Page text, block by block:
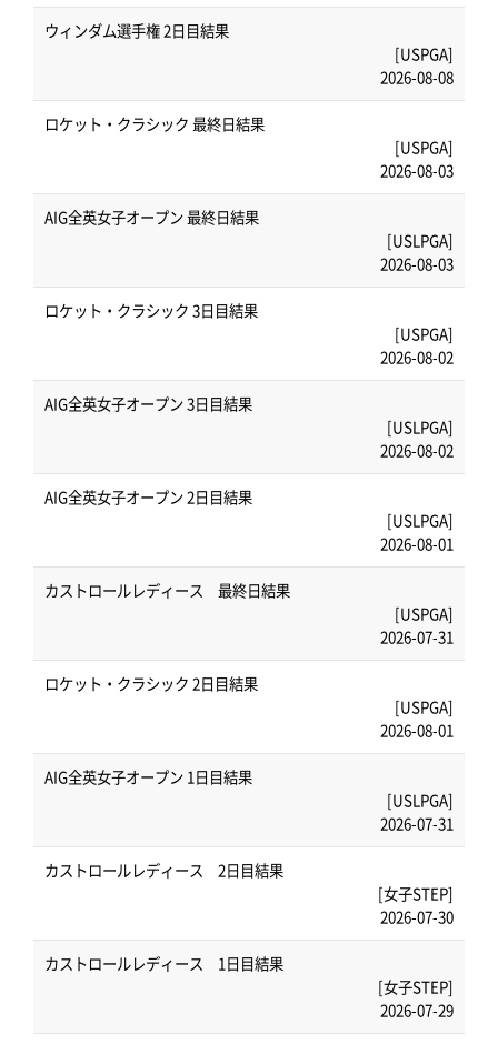
ウィンダム選手権 2日目結果
[USPGA]
2026-08-08
ロケット・クラシック 最終日結果
[USPGA]
2026-08-03
AIG全英女子オープン 最終日結果
[USLPGA]
2026-08-03
ロケット・クラシック 3日目結果
[USPGA]
2026-08-02
AIG全英女子オープン 3日目結果
[USLPGA]
2026-08-02
AIG全英女子オープン 2日目結果
[USLPGA]
2026-08-01
カストロールレディース 最終日結果
[USPGA]
2026-07-31
ロケット・クラシック 2日目結果
[USPGA]
2026-08-01
AIG全英女子オープン 1日目結果
[USLPGA]
2026-07-31
カストロールレディース 2日目結果
[女子STEP]
2026-07-30
カストロールレディース 1日目結果
[女子STEP]
2026-07-29